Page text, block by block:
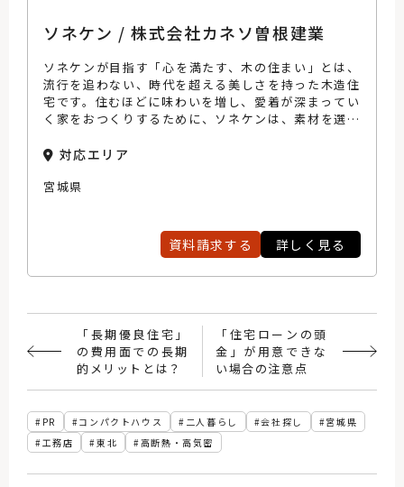
ソネケン / 株式会社カネソ曽根建業
ソネケンが目指す「心を満たす、木の住まい」とは、
流行を追わない、時代を超える美しさを持った木造住
宅です。住むほどに味わいを増し、愛着が深まってい
く家をおつくりするために、ソネケンは、素材を選び
てきました。これまでも、これからも…。ソネケンは
くり続けます。
対応エリア
宮城県
資料請求する 詳しく見る
「長期優良住宅」
の費用面での長期
的メリットとは？
「住宅ローンの頭
金」が用意できな
い場合の注意点
PR コンパクトハウス 二人暮らし 会社探し
宮城県
工務店
東北 高断熱・高気密